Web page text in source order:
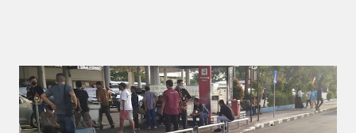
masyarakat terutama yang melakukan kegiatan jual beli barang
dalam kota. Termasuk penjual online yang melayani dalam kota
misalnya penjual makanan atau kuliner. Rata-rata dalam setiap